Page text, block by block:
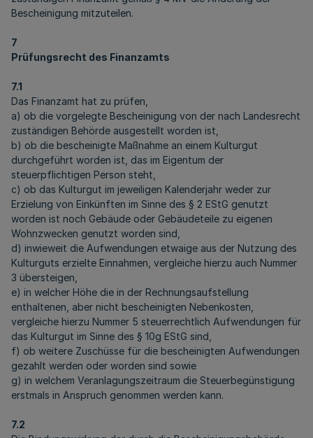
Bescheinigung mitzuteilen.
7
Prüfungsrecht des Finanzamts
7.1
Das Finanzamt hat zu prüfen,
a) ob die vorgelegte Bescheinigung von der nach Landesrecht
zuständigen Behörde ausgestellt worden ist,
b) ob die bescheinigte Maßnahme an einem Kulturgut
durchgeführt worden ist, das im Eigentum der
steuerpflichtigen Person steht,
c) ob das Kulturgut im jeweiligen Kalenderjahr weder zur
Erzielung von Einkünften im Sinne des § 2 EStG genutzt
worden ist noch Gebäude oder Gebäudeteile zu eigenen
Wohnzwecken genutzt worden sind,
d) inwieweit die Aufwendungen etwaige aus der Nutzung des
Kulturguts erzielte Einnahmen, vergleiche hierzu auch Nummer
3 übersteigen,
e) in welcher Höhe die in der Rechnungsaufstellung
enthaltenen, aber nicht bescheinigten Nebenkosten,
vergleiche hierzu Nummer 5 steuerrechtlich Aufwendungen für
das Kulturgut im Sinne des § 10g EStG sind,
f) ob weitere Zuschüsse für die bescheinigten Aufwendungen
gezahlt werden oder worden sind sowie
g) in welchem Veranlagungszeitraum die Steuerbegünstigung
erstmals in Anspruch genommen werden kann.
7.2